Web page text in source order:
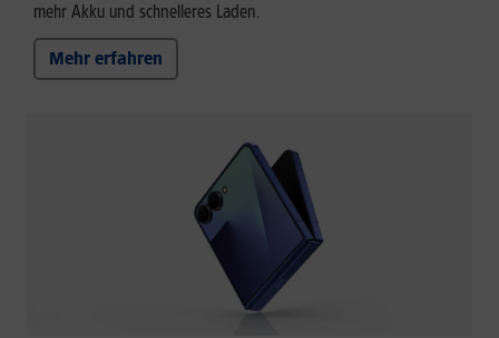
mehr Akku und schnelleres Laden.
Mehr erfahren